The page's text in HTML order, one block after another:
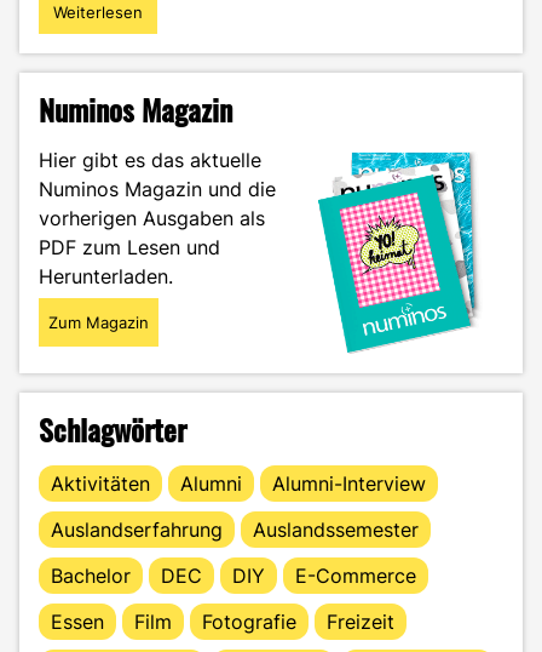
"Das
Leben
Wohngemeinschaft
so
funktioniert
das
Zusammenleben
garantiert!"
Weiterlesen
Numinos Magazin
Hier gibt es das aktuelle
Numinos Magazin und die
vorherigen Ausgaben als
PDF zum Lesen und
Herunterladen.
Zum Magazin
Schlagwörter
Aktivitäten Alumni
Alumni-Interview
Auslandserfahrung
Auslandssemester
Bachelor
DEC DIY
E-Commerce
Essen
Film Fotografie
Freizeit